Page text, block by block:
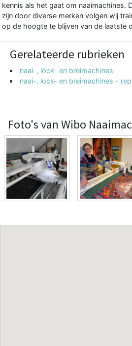
kennis als het gaat om naaimachines.
zijn door diverse merken volgen wij
op de hoogte te blijven van de laatste
Gerelateerde rubrieken
naai-, lock- en breimachines
naai-, lock- en breimachines -
Foto's van Wibo